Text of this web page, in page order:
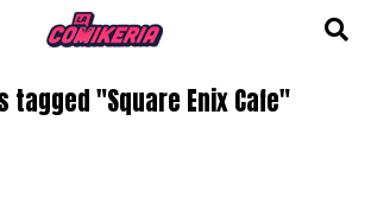
tagged "Square Enix Cafe"